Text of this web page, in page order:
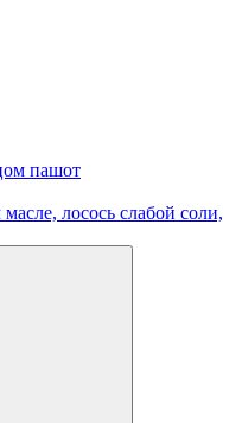
пашот
лосось слабой соли,